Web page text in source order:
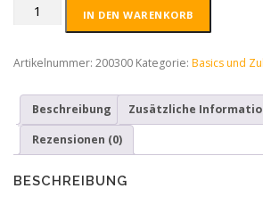
Loxone
Menge
IN DEN WARENKORB
Artikelnummer: 200300 Kategorie: Basics und
Beschreibung Zusätzliche
Rezensionen (0)
BESCHREIBUNG